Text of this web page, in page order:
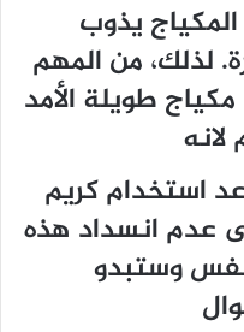
يذوب
لذلك، من المهم
طويلة الأمد
استخدام كريم
عدم انسداد هذه
وستبدو